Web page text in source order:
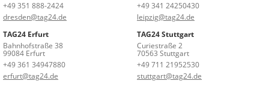
+49 351 888-2424
dresden@tag24.de
+49 341 24250430
leipzig@tag24.de
TAG24 Erfurt
Bahnhofstraße 38
99084 Erfurt
+49 361 34947880
erfurt@tag24.de
TAG24 Stuttgart
Curiestraße 2
70563 Stuttgart
+49 711 21952530
stuttgart@tag24.de